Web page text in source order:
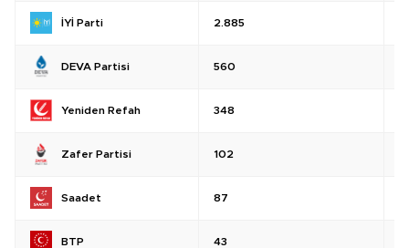
İYİ Parti 2.885
DEVA Partisi 560
Yeniden Refah 348
Zafer Partisi 102
Saadet 87
BTP 43